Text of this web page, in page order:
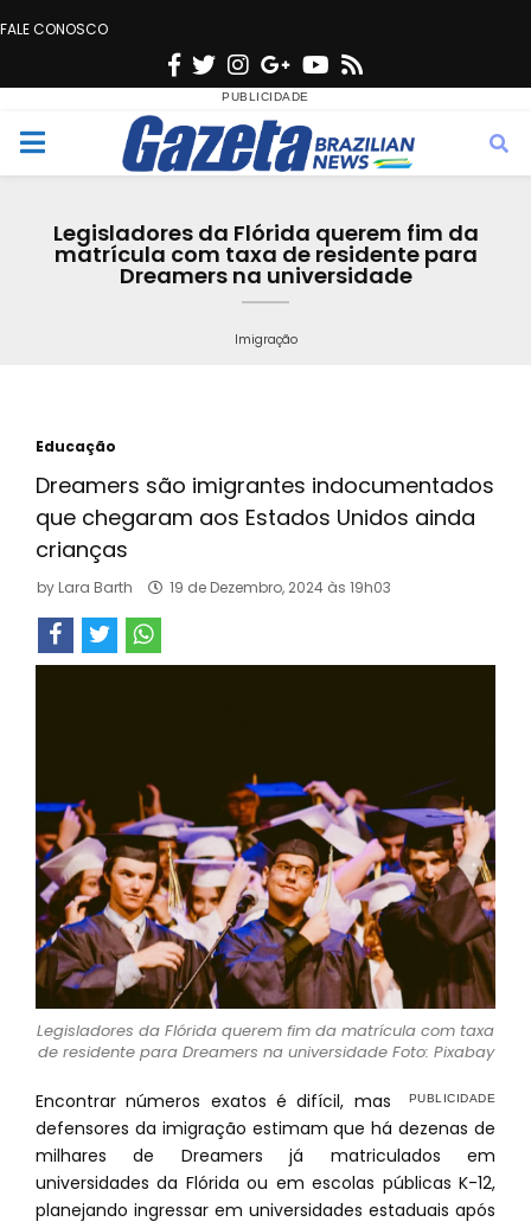
FALE CONOSCO
F
c
e
o
o
T
w
i
t
e
r
n
s
t
g
r
a
m
G
o
o
g
e
Y
u
t
b
e
s
M
Legisladores da Flórida querem fim da
matrícula com taxa de residente para
Dreamers na universidade
Imigração
Educação
Dreamers são imigrantes indocumentados
que chegaram aos Estados Unidos ainda
crianças
by Lara Barth 19 de Dezembro, 2024 às 19h03
Legisladores da Flórida querem fim da matrícula com taxa
de residente para Dreamers na universidade Foto: Pixabay
Encontrar números exatos é difícil, mas
defensores da imigração estimam que há dezenas de
milhares de Dreamers já matriculados em
universidades da Flórida ou em escolas públicas K-12,
planejando ingressar em universidades estaduais após